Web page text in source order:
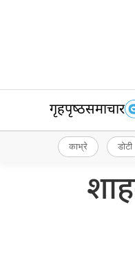
गृहपृष्‍ठसमाचार
काभ्रे डोटी